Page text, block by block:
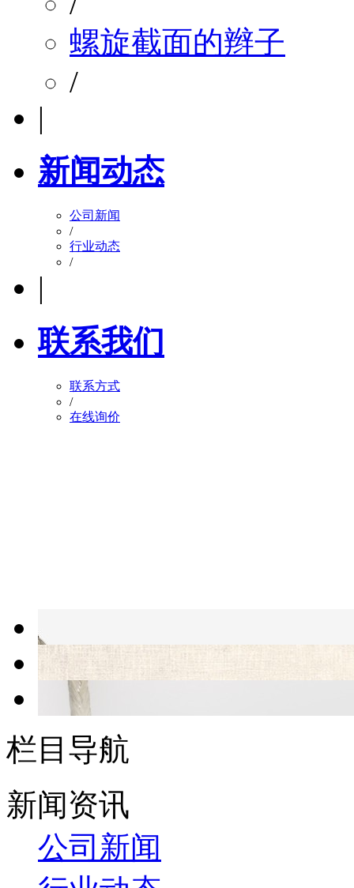
螺旋截面的辫子
/
|
新闻动态
公司新闻
/
行业动态
/
|
联系我们
联系方式
/
在线询价
栏目导航
新闻资讯
公司新闻